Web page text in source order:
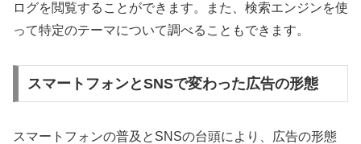
ログを閲覧することができます。また、検索エンジンを使
って特定のテーマについて調べることもできます。
スマートフォンとSNSで変わった広告の形態
スマートフォンの普及とSNSの台頭により、広告の形態